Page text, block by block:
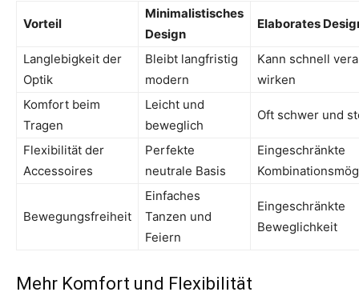
Vorteil
Minimalistisches
Design
Elaborates
Langlebigkeit der
Optik
Bleibt langfristig
modern
Kann schnell
wirken
Komfort beim
Tragen
Leicht und
beweglich
Oft schwer und
Flexibilität der
Accessoires
Perfekte
neutrale Basis
Eingeschränkte
Bewegungsfreiheit
Einfaches
Tanzen und
Feiern
Eingeschränkte
Beweglichkeit
Mehr Komfort und Flexibilität